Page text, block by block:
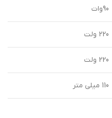
90وات
220 ولت
220 ولت
110 میلی متر